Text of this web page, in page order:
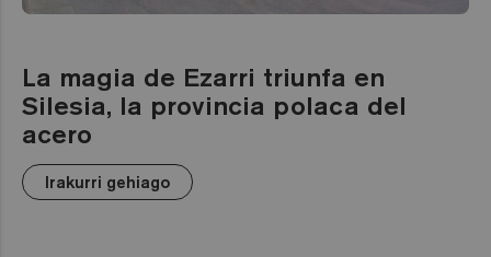
La magia de Ezarri triunfa en
Silesia, la provincia polaca del
acero
Irakurri gehiago